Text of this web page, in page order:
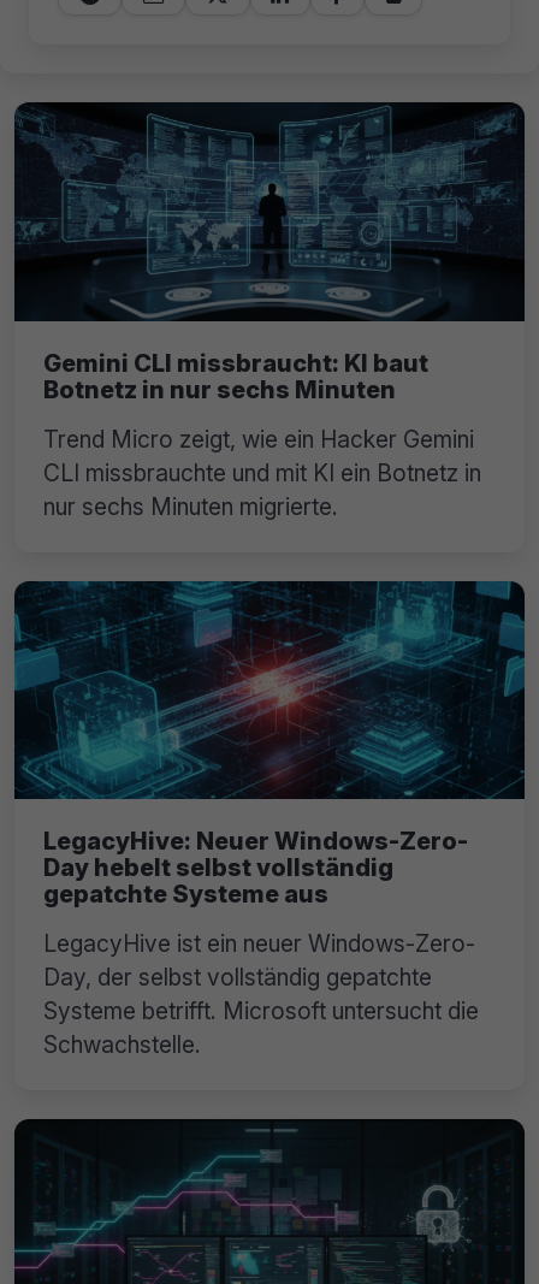
Gemini CLI missbraucht: KI baut
Botnetz in nur sechs Minuten
Trend Micro zeigt, wie ein Hacker Gemini
CLI missbrauchte und mit KI ein Botnetz in
nur sechs Minuten migrierte.
LegacyHive: Neuer Windows-Zero-
Day hebelt selbst vollständig
gepatchte Systeme aus
LegacyHive ist ein neuer Windows-Zero-
Day, der selbst vollständig gepatchte
Systeme betrifft. Microsoft untersucht die
Schwachstelle.